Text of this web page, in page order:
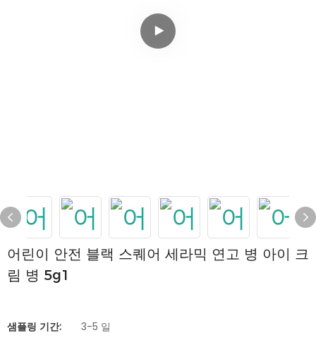
어린이 안전 블랙 스퀘어 세라믹 연고 병 아이 크
림 병 5g1
샘플링 기간:
3-5 일